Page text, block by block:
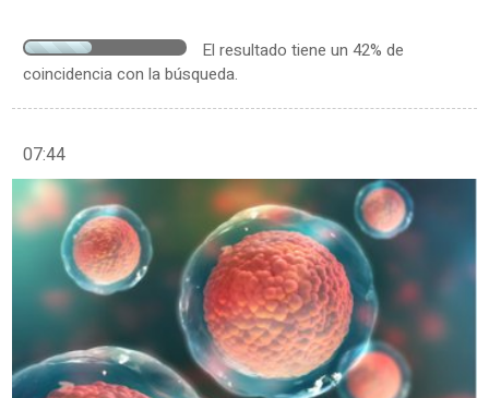
El resultado tiene un 42% de
coincidencia con la búsqueda.
07:44